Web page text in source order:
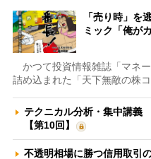
「売り時」
ミック「俺が
かつて投資情報雑誌「マネ
詰め込まれた「天下無敵の株
テクニカル分析・集中講義
【第10回】
不透明相場に勝つ信用取引